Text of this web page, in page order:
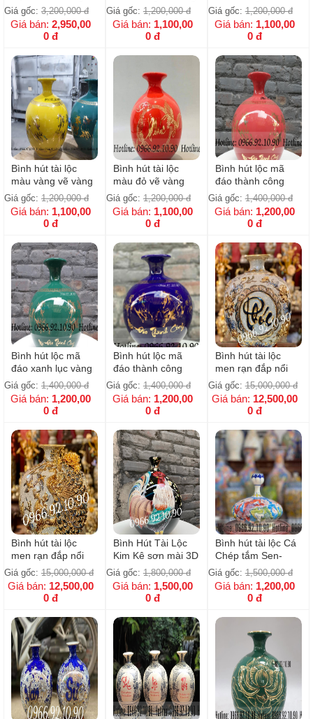
hoa - H35cm
Giá gốc: 3,200,000 đ
Giá bán:2,950,00
0 đ
kim 24k chữ Phúc-
H28cm
Giá gốc: 1,200,000 đ
Giá bán: 1,100,00
0 đ
CHÉP TRÔNG
TRĂNG- H28cm
Giá gốc:1,200,000 đ
Giá bán: 1,100,00
0 đ
Bình hút tài lộc
màu vàng vẽ vàng
24k Mã Đáo Thành
Công-H28cm
Giá gốc: 1,200,000 đ
Giá bán: 1,100,00
0 đ
Bình hút tài lộc
màu đỏ vẽ vàng
chữ PHÚC -
H28cm
Giá gốc: 1,200,000 đ
Giá bán: 1,100,00
0 đ
Bình hút lộc mã
đáo thành công
màu đỏ cao cấp _
H28cm - Kèm đế
gỗ hương
Giá gốc:1,400,000 đ
Giá bán: 1,200,00
0 đ
Bình hút lộc mã
đáo xanh lục vàng
kim cao cấp H28m-
Kèm đế gỗ hương
Giá gốc: 1,400,000 đ
Giá bán: 1,200,00
0 đ
Bình hút lộc mã
đáo thành công
xanh coban cao
cấp kèm đế _
H28cm
Giá gốc: 1,400,000 đ
Giá bán: 1,200,00
0 đ
Bình hút tài lộc
men rạn đắp nổi
PHÚC - LỘC -
THỌ vàng kim
sang trọng- H40cm
Giá gốc:15,000,000 đ
Giá bán: 12,500,00
0 đ
Bình hút tài lộc
men rạn đắp nổi
Công Đào vẽ vàng
24k_ H40cm
Giá gốc: 15,000,000 đ
Giá bán: 12,500,00
0 đ
Bình Hút Tài Lộc
Kim Kê sơn mài 3D
cao cấp H30cm
Giá gốc: 1,800,000 đ
Giá bán: 1,500,00
0 đ
Bình hút tài lộc Cá
Chép tắm Sen-
Vuốt tay
Giá gốc:1,500,000 đ
Giá bán: 1,200,00
0 đ